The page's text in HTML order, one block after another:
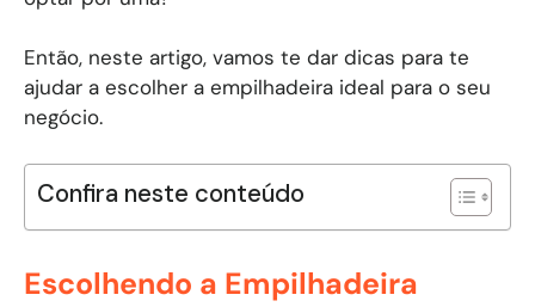
Então, neste artigo, vamos te dar dicas para te
ajudar a escolher a empilhadeira ideal para o seu
negócio.
Confira neste conteúdo
Escolhendo a Empilhadeira